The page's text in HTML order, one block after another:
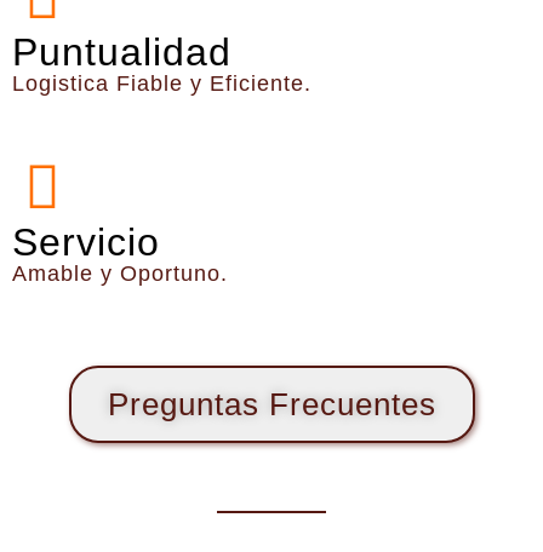
Puntualidad
Logistica Fiable y Eficiente.
Servicio
Amable y Oportuno.
Preguntas Frecuentes